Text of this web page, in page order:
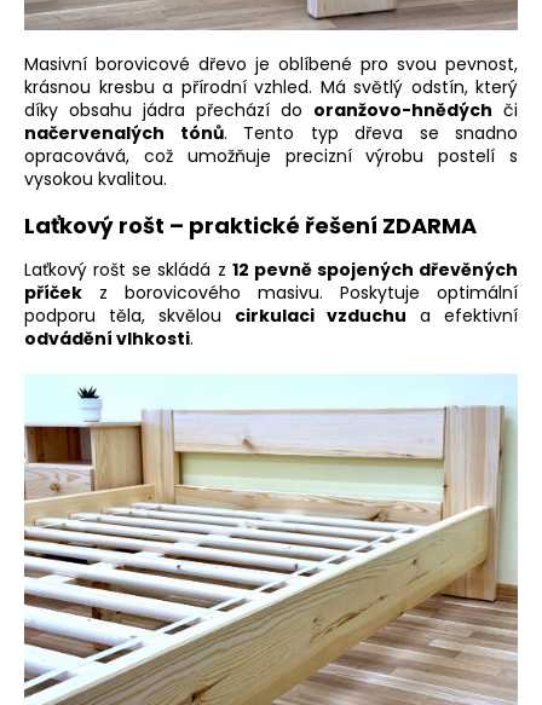
Masivní borovicové dřevo je oblíbené pro svou pevnost,
krásnou kresbu a přírodní vzhled. Má světlý odstín, který
díky obsahu jádra přechází do oranžovo-hnědých či
načervenalých tónů. Tento typ dřeva se snadno
opracovává, což umožňuje precizní výrobu postelí s
vysokou kvalitou.
Laťkový rošt – praktické řešení ZDARMA
Laťkový rošt se skládá z 12 pevně spojených dřevěných
příček z borovicového masivu. Poskytuje optimální
podporu těla, skvělou cirkulaci vzduchu a efektivní
odvádění vlhkosti.